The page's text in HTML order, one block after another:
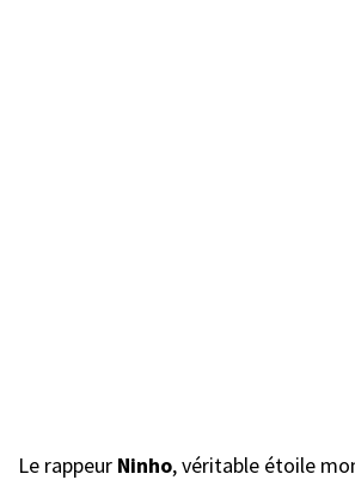
Le rappeur Ninho, véritable étoile